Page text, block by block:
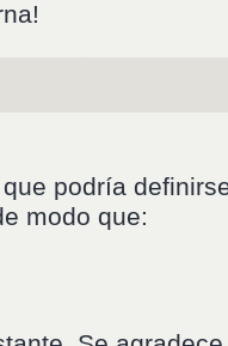
podría
modo que: